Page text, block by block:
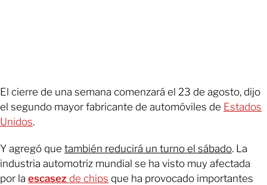
El cierre de una semana comenzará el 23 de agosto, dijo
el segundo mayor fabricante de automóviles de Estados
Unidos.
Y agregó que también reducirá un turno el sábado. La
industria automotriz mundial se ha visto muy afectada
por la escasez de chips que ha provocado importantes